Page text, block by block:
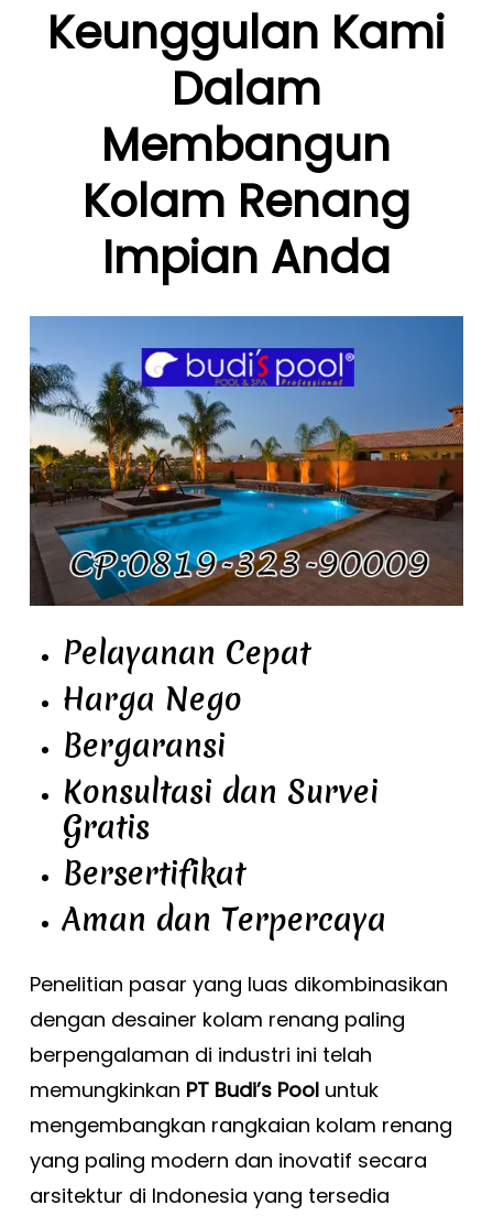
Keunggulan Kami
Dalam
Membangun
Kolam Renang
Impian Anda
Pelayanan Cepat
Harga Nego
Bergaransi
Konsultasi dan Survei
Gratis
Bersertifikat
Aman dan Terpercaya
Penelitian pasar yang luas dikombinasikan
dengan desainer kolam renang paling
berpengalaman di industri ini telah
memungkinkan PT Budi’s Pooluntuk
mengembangkan rangkaian kolam renang
yang paling modern dan inovatif secara
arsitektur di Indonesia yang tersedia